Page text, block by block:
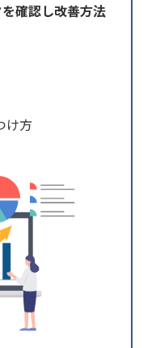
確認し改善方法
け方